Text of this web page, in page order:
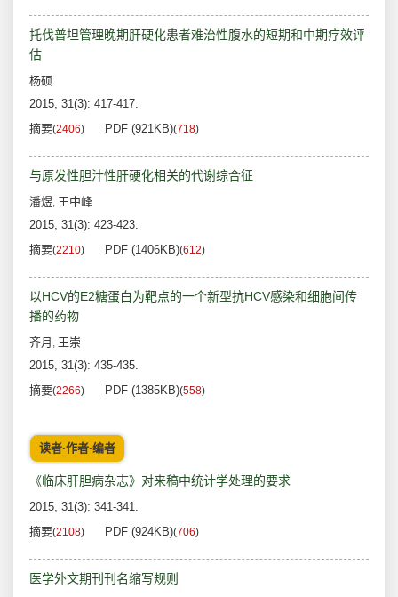
托伐普坦管理晚期肝硬化患者难治性腹水的短期和中期疗效评
估
杨硕
2015, 31(3): 417-417.
摘要(2406) PDF (921KB)(718)
与原发性胆汁性肝硬化相关的代谢综合征
潘煜, 王中峰
2015, 31(3): 423-423.
摘要(2210) PDF (1406KB)(612)
以HCV的E2糖蛋白为靶点的一个新型抗HCV感染和细胞间传
播的药物
齐月 , 王崇
2015, 31(3): 435-435.
摘要(2266) PDF (1385KB)(558)
读者·作者·编者
《临床肝胆病杂志》对来稿中统计学处理的要求
2015, 31(3): 341-341.
摘要(2108) PDF (924KB)(706)
医学外文期刊刊名缩写规则